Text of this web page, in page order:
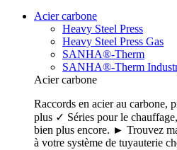
Acier carbone
Heavy Steel Press
Heavy Steel Press Gas
SANHA®-Therm
SANHA®-Therm
Acier carbone
Raccords en acier au carbone,
plus ✓ Séries pour le
bien plus encore. ► Trouvez
à votre système de tuyauterie